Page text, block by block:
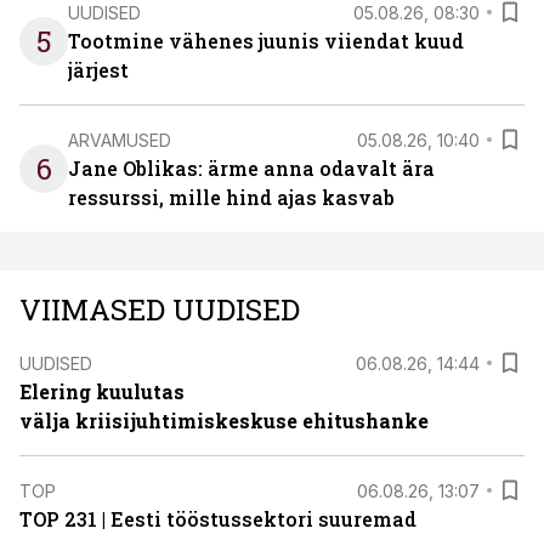
5
UUDISED 05.08.26, 08:30
Tootmine vähenes juunis viiendat kuud
järjest
6
ARVAMUSED 05.08.26, 10:40
Jane Oblikas: ärme anna odavalt ära
ressurssi, mille hind ajas kasvab
VIIMASED UUDISED
UUDISED 06.08.26, 14:44
Elering kuulutas
välja kriisijuhtimiskeskuse ehitushanke
TOP 06.08.26, 13:07
TOP 231 | Eesti tööstussektori suuremad